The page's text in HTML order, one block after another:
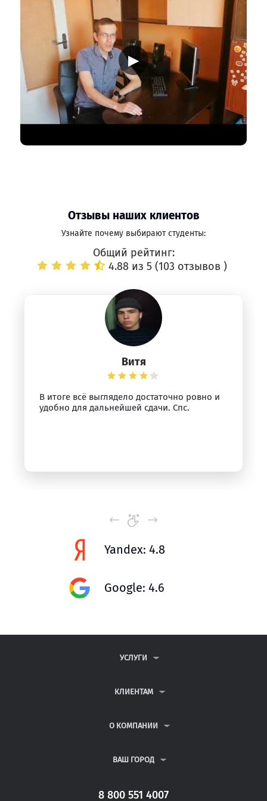
▶
Отзывы наших клиентов
Узнайте почему выбирают студенты:
Общий рейтинг:
4.88 из 5 (103 отзывов )
Витя
В итоге всё выглядело достаточно ровно и
удобно для дальнейшей сдачи. Спс.
Yandex: 4.8
Google: 4.6
УСЛУГИ
ДИПЛОМНЫЕ РАБОТЫ
РЕФЕРАТЫ
КЛИЕНТАМ
ВОПРОСЫ И ОТВЕТЫ
ПОЛИТИКА КОНФИДЕНЦИАЛЬНОСТИ
О КОМПАНИИ
КОНТАКТЫ
ВАШ ГОРОД
САНКТ-ПЕТЕРБУРГ
8 800 551 4007